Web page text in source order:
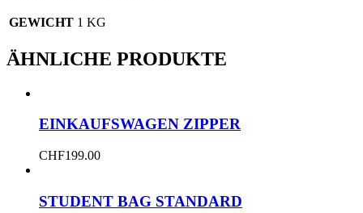
GEWICHT 1 KG
ÄHNLICHE PRODUKTE
EINKAUFSWAGEN ZIPPER
CHF199.00
STUDENT BAG STANDARD